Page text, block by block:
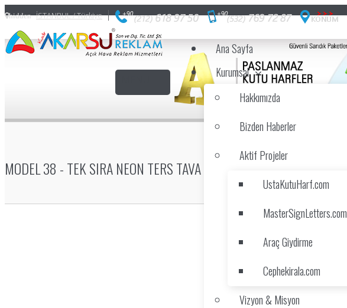
hidden İSTANBUL / Türkiye
Ana Sayfa
Kurumsal
Hakkımızda
Bizden Haberler
Aktif Projeler
UstaKutuHarf.com
MasterSignLetters.com
Araç Giydirme
Cephekirala.com
Vizyon & Misyon
MODEL 38 - TEK SIRA NEON TERS TAVA PASLANMAZ KUTU HARF